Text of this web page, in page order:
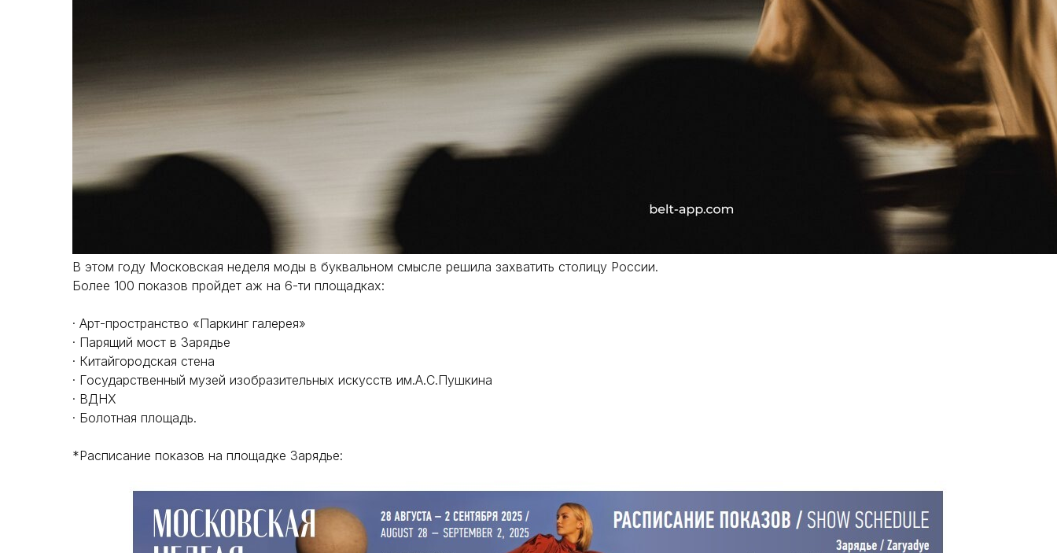
В этом году Московская неделя моды в буквальном смысле решила захватить столицу России.
Более 100 показов пройдет аж на 6-ти площадках:
· Арт-пространство «Паркинг галерея»
· Парящий мост в Зарядье
· Китайгородская стена
· Государственный музей изобразительных искусств им.А.С.Пушкина
· ВДНХ
· Болотная площадь.
*Расписание показов на площадке Зарядье: